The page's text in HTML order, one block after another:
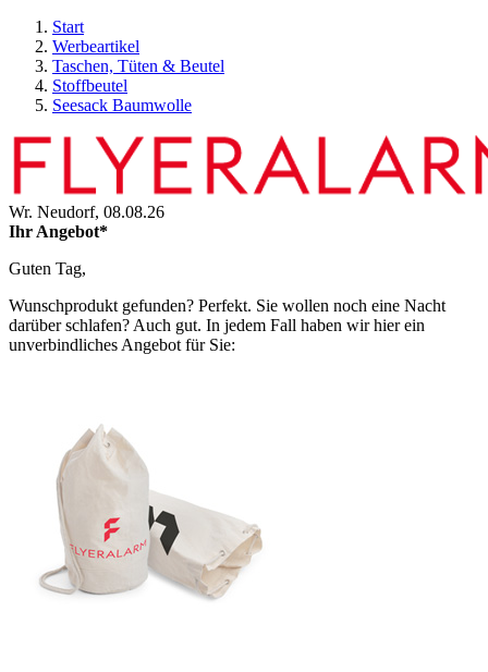
Start
Werbeartikel
Taschen, Tüten & Beutel
Stoffbeutel
Seesack Baumwolle
Wr. Neudorf, 08.08.26
Ihr Angebot*
Guten Tag,
Wunschprodukt gefunden? Perfekt. Sie wollen noch eine Nacht
darüber schlafen? Auch gut. In jedem Fall haben wir hier ein
unverbindliches Angebot für Sie: